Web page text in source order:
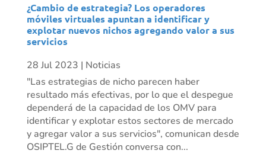
¿Cambio de estrategia? Los operadores
móviles virtuales apuntan a identificar y
explotar nuevos nichos agregando valor a sus
servicios
28 Jul 2023 | Noticias
"Las estrategias de nicho parecen haber
resultado más efectivas, por lo que el despegue
dependerá de la capacidad de los OMV para
identificar y explotar estos sectores de mercado
y agregar valor a sus servicios", comunican desde
OSIPTEL.G de Gestión conversa con...